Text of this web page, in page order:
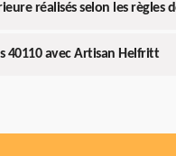
réalisés selon les règles
40110 avec Artisan Helfritt